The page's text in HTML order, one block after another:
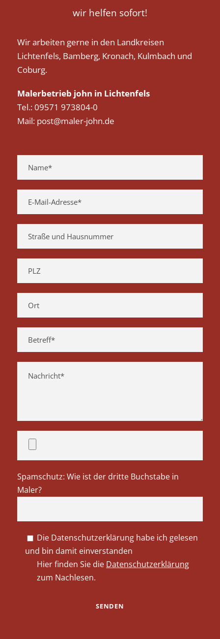
wir helfen sofort!
Wir arbeiten gerne in den Landkreisen
Lichtenfels, Bamberg, Kronach, Kulmbach und
Coburg.
Malerbetrieb john in Lichtenfels
Tel.: 09571 973804-0
Mail: post@maler-john.de
Spamschutz: Wie ist der dritte Buchstabe in
Maler?
Die Datenschutzerklärung habe ich gelesen
und bin damit einverstanden
Hier finden Sie die Datenschutzerklärung
zum Nachlesen.